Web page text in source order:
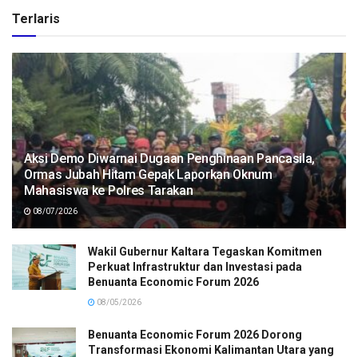
Terlaris
Aksi Demo Diwarnai Dugaan Penghinaan Pancasila,
Ormas Jubah Hitam Gepak Laporkan Oknum
Mahasiswa ke Polres Tarakan
08/07/2026
Wakil Gubernur Kaltara Tegaskan Komitmen
Perkuat Infrastruktur dan Investasi pada
Benuanta Economic Forum 2026
08/05/2026
Benuanta Economic Forum 2026 Dorong
Transformasi Ekonomi Kalimantan Utara yang